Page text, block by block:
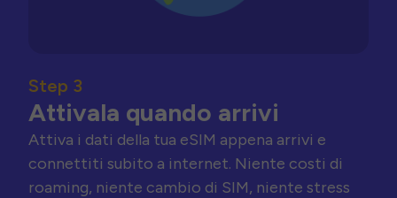
Step 3
Attivala quando arrivi
Attiva i dati della tua eSIM appena arrivi e
connettiti subito a internet. Niente costi di
roaming, niente cambio di SIM, niente stress